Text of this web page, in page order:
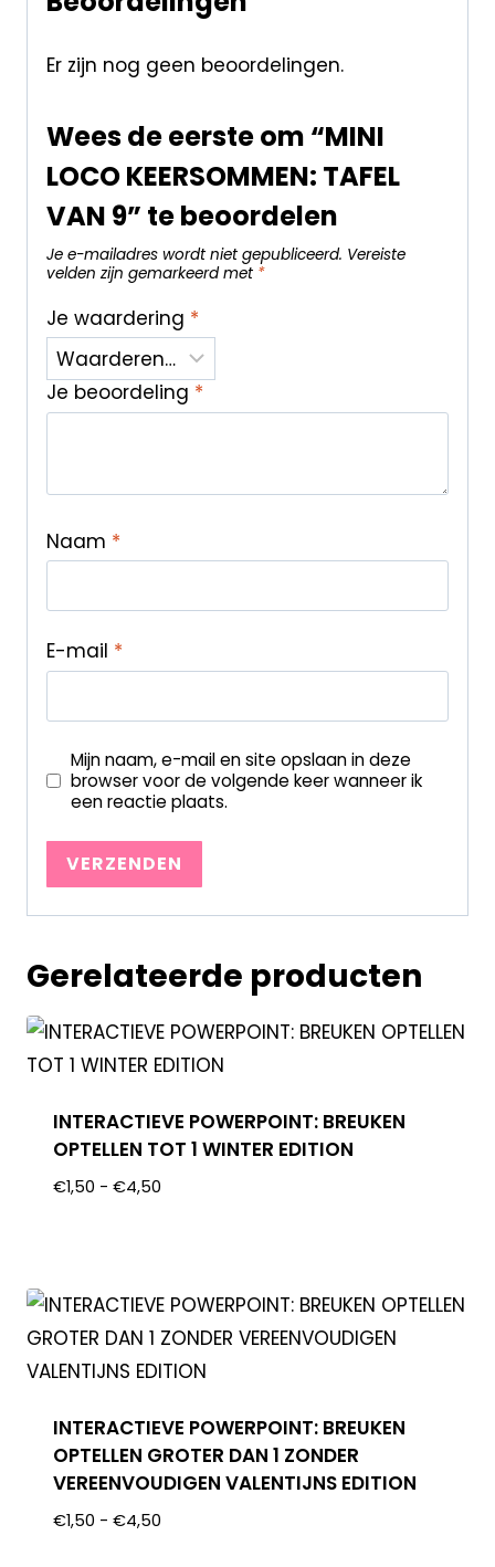
Er zijn nog geen beoordelingen.
Wees de eerste om “MINI
LOCO KEERSOMMEN: TAFEL
VAN 9” te beoordelen
Je e-mailadres wordt niet gepubliceerd. Vereiste
velden zijn gemarkeerd met *
Je waardering *
Je beoordeling *
Naam *
E-mail *
Mijn naam, e-mail en site opslaan in deze
browser voor de volgende keer wanneer ik
een reactie plaats.
Gerelateerde producten
INTERACTIEVE POWERPOINT: BREUKEN
OPTELLEN TOT 1 WINTER EDITION
€1,50 - €4,50
INTERACTIEVE POWERPOINT: BREUKEN
OPTELLEN GROTER DAN 1 ZONDER
VEREENVOUDIGEN VALENTIJNS EDITION
€1,50 - €4,50